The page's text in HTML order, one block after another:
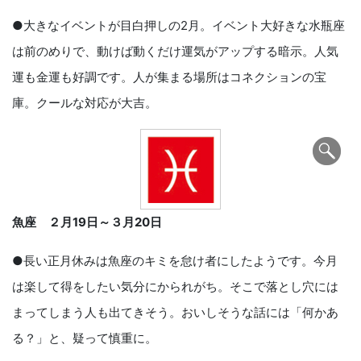
●大きなイベントが目白押しの2月。イベント大好きな水瓶座
は前のめりで、動けば動くだけ運気がアップする暗示。人気
運も金運も好調です。人が集まる場所はコネクションの宝
庫。クールな対応が大吉。
魚座 ２月19日～３月20日
●長い正月休みは魚座のキミを怠け者にしたようです。今月
は楽して得をしたい気分にかられがち。そこで落とし穴には
まってしまう人も出てきそう。おいしそうな話には「何かあ
る？」と、疑って慎重に。